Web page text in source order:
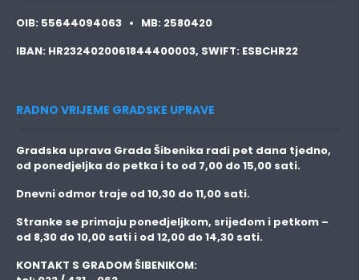
OIB: 55644094063 • MB: 2580420
IBAN: HR2324020061844400003, SWIFT: ESBCHR22
RADNO VRIJEME GRADSKE UPRAVE
Gradska uprava Grada Šibenika radi pet dana tjedno,
od ponedjeljka do petka i to od 7,00 do 15,00 sati.
Dnevni odmor traje od 10,30 do 11,00 sati.
Stranke se primaju ponedjeljkom, srijedom i petkom –
od 8,30 do 10,00 sati i od 12,00 do 14,30 sati.
KONTAKT S GRADOM ŠIBENIKOM: